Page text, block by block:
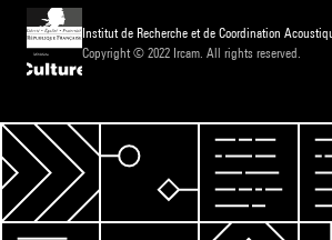
Institut de Recherche et de Coordination
Copyright © 2022 Ircam. All rights reserved.